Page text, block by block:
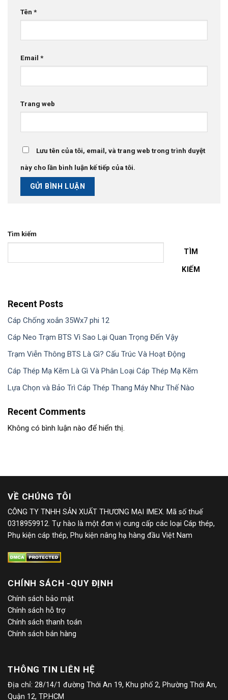
Tên *
Email *
Trang web
Lưu tên của tôi, email, và trang web trong trình duyệt
này cho lần bình luận kế tiếp của tôi.
Tìm kiếm
TÌM
KIẾM
Recent Posts
Cáp Chống xoắn 35Wx7 phi 12
Cáp Neo Trạm BTS Vì Sao Lại Quan Trọng Đến Vậy
Trạm Viễn Thông BTS Là Gì? Cấu Trúc Và Hoạt Động
Cáp Thép Mạ Kẽm Là Gì Và Phân Loại Cáp Thép Mạ Kẽm
Lựa Chọn và Bảo Trì Cáp Thép Thang Máy Như Thế Nào
Recent Comments
Không có bình luận nào để hiển thị.
VỀ CHÚNG TÔI
CÔNG TY TNHH SẢN XUẤT THƯƠNG MẠI IMEX. Mã số thuế
0318959912. Tự hào là một đơn vị cung cấp các loại Cáp thép,
Phụ kiện cáp thép, Phụ kiện nâng hạ hàng đầu Việt Nam
CHÍNH SÁCH -QUY ĐỊNH
Chính sách bảo mật
Chính sách hỗ trợ
Chính sách thanh toán
Chính sách bán hàng
THÔNG TIN LIÊN HỆ
Địa chỉ: 28/14/1 đường Thới An 19, Khu phố 2, Phường Thới An,
Quận 12, TP.HCM